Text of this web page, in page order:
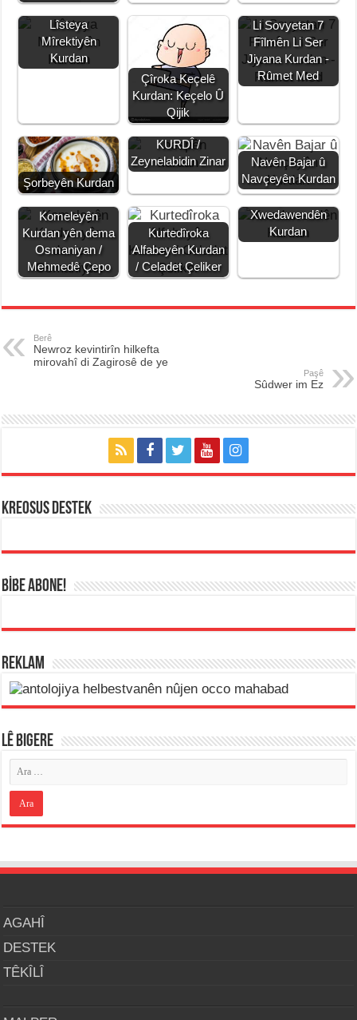
Lîsteya
Mîrektiyên
Kurdan
Çîroka Keçelê
Kurdan: Keçelo Û
Qijik
Li Sovyetan 7
Fîlmên Li Ser
Jiyana Kurdan -
Rûmet Med
Şorbeyên Kurdan
HESPÊN
NAVDAR Û
NAVÊ HESPÊN
KURDÎ /
Zeynelabidin Zinar
Navên Bajar û
Navçeyên Kurdan
Komeleyên
Kurdan yên dema
Osmaniyan /
Mehmedê Çepo
Kurtedîroka
Alfabeyên Kurdan
/ Celadet Çeliker
Çend
Xwedawendên
Kurdan
Berê
Newroz kevintirîn hilkefta
mirovahî di Zagirosê de ye
Paşê
Sûdwer im Ez
KREOSUS DESTEK
BİBE ABONE!
REKLAM
LÊ BIGERE
AGAHÎ
DESTEK
TÊKÎLÎ